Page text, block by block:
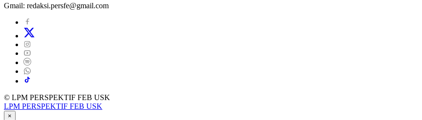
Gmail: redaksi.persfe@gmail.com
© LPM PERSPEKTIF FEB USK
LPM PERSPEKTIF FEB USK
×